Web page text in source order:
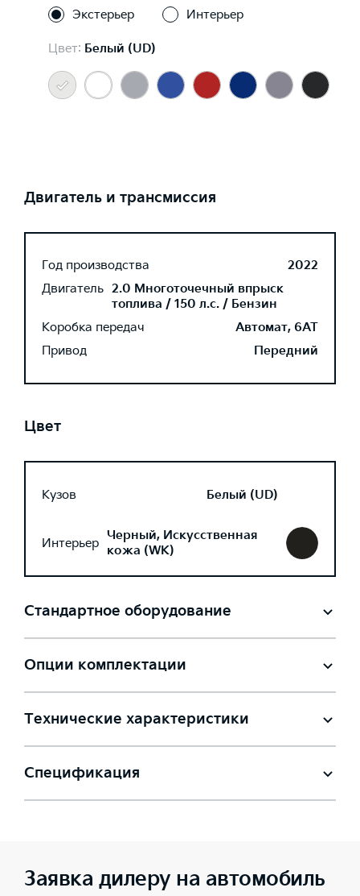
Экстерьер Интерьер
Цвет: Белый (UD)
Двигатель и трансмиссия
Год производства
2022
Двигатель 2.0 Многоточечный впрыск
топлива / 150 л.с. / Бензин
Коробка передач
Автомат, 6AT
Привод
Передний
Цвет
Кузов Белый (UD)
Интерьер Черный, Искусственная
кожа (WK)
Стандартное оборудование
Опции комплектации
Технические характеристики
Спецификация
Заявка дилеру на автомобиль